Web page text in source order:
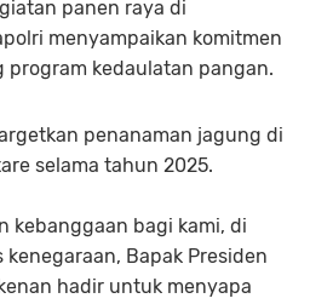
panen raya di
menyampaikan komitmen
program kedaulatan pangan.
penanaman jagung di
selama tahun 2025.
kebanggaan bagi kami, di
Bapak Presiden
hadir untuk menyapa